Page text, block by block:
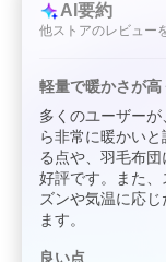
AI要約
他ストアのレビュー
軽量で暖かさが
多くのユーザー
ら非常に暖かい
る点や、羽毛布
好評です。また
ズンや気温に応
ます。
良い点